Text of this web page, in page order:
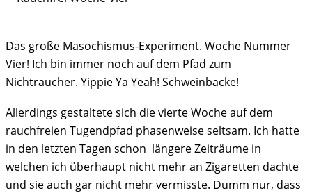
Das große Masochismus-Experiment. Woche Nummer
Vier! Ich bin immer noch auf dem Pfad zum
Nichtraucher. Yippie Ya Yeah! Schweinbacke!
Allerdings gestaltete sich die vierte Woche auf dem
rauchfreien Tugendpfad phasenweise seltsam. Ich hatte
in den letzten Tagen schon längere Zeiträume in
welchen ich überhaupt nicht mehr an Zigaretten dachte
und sie auch gar nicht mehr vermisste. Dumm nur, dass